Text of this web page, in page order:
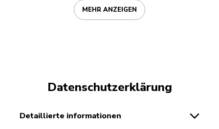
MEHR ANZEIGEN
Datenschutzerklärung
detaillierte informationen